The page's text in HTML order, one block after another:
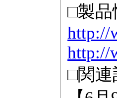
□製品
http://
http://
□関連